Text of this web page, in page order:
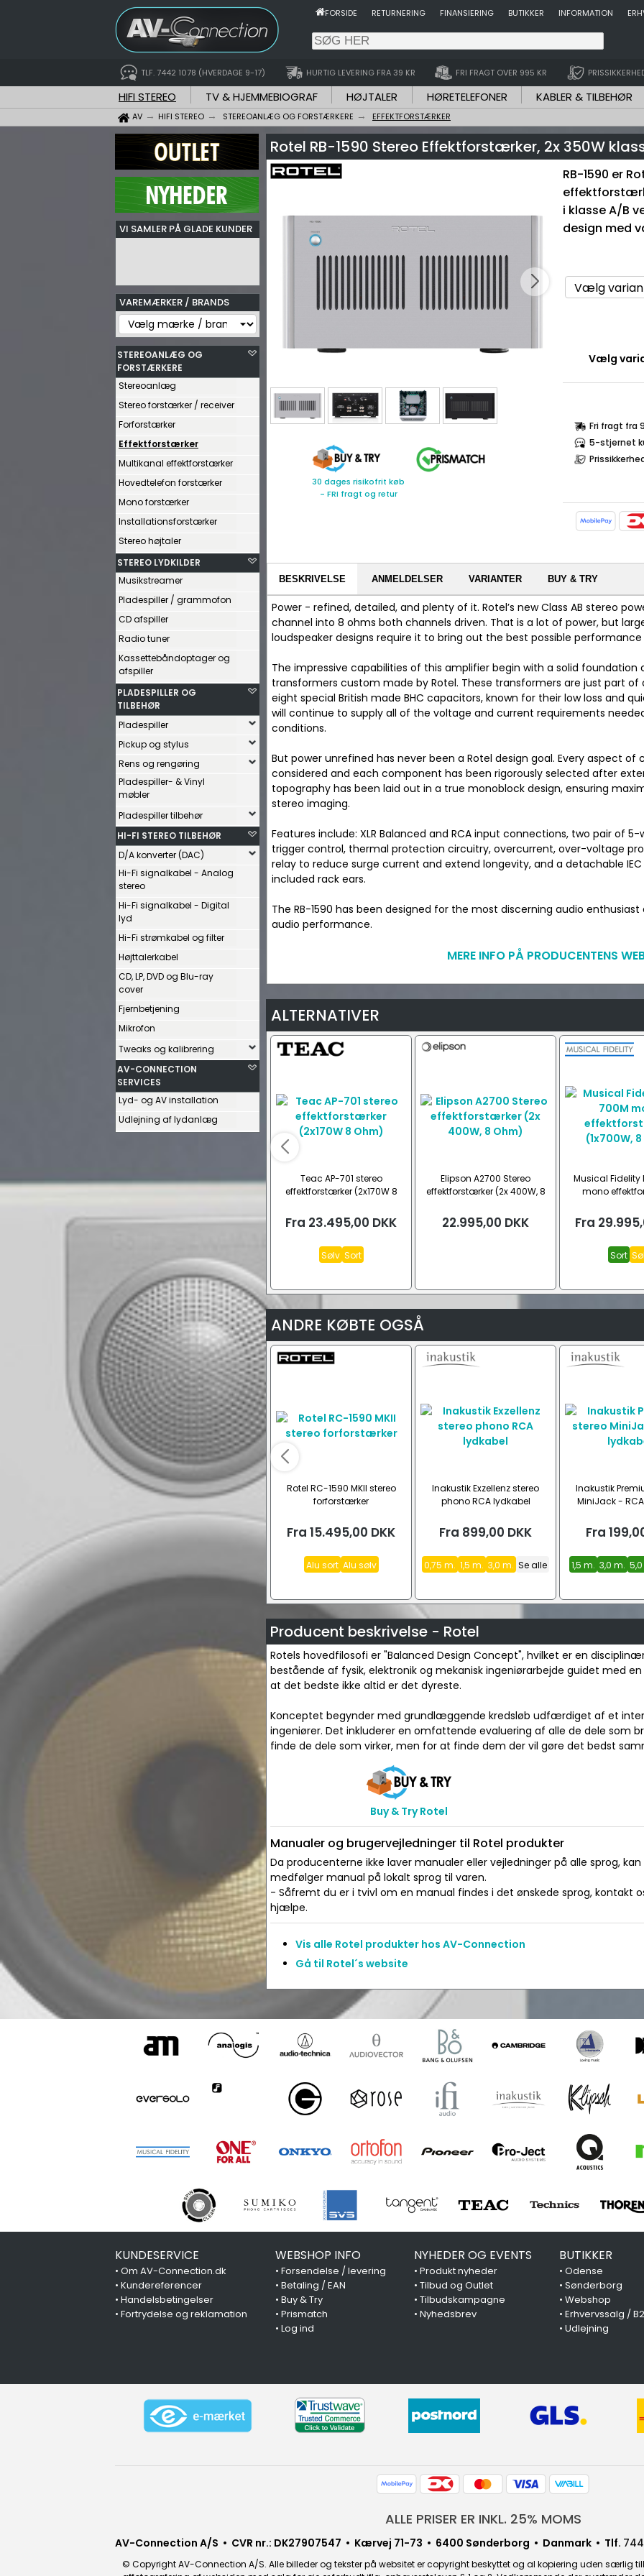
FORSIDE RETURNERING FINANSIERING BUTIKKER INFORMATION
TLF. 7442 1078 (HVERDAGE 9-17) HURTIG LEVERING FRA 39 KR FRI FRAGT OVER 995 KR
HIFI STEREO TV & HJEMMEBIOGRAF HØJTALER HØRETELEFONER KABLER & TILBEHØR
AV HIFI STEREO STEREOANLÆG OG FORSTÆRKERE EFFEKTFORSTÆRKER
VI SAMLER PÅ GLADE KUNDER
VAREMÆRKER / BRANDS
STEREOANLÆG OG
FORSTÆRKERE
Stereoanlæg
Stereo forstærker / receiver
Forforstærker
Effektforstærker
Multikanal effektforstærker
Hovedtelefon forstærker
Mono forstærker
Installationsforstærker
Stereo højtaler
STEREO LYDKILDER
Musikstreamer
Pladespiller / grammofon
CD afspiller
Radio tuner
Kassettebåndoptager og
afspiller
PLADESPILLER OG
TILBEHØR
Pladespiller
Pickup og stylus
Rens og rengøring
Pladespiller- & Vinyl
møbler
Pladespiller tilbehør
HI-FI STEREO TILBEHØR
D/A konverter (DAC)
Hi-Fi signalkabel - Analog
stereo
Hi-Fi signalkabel - Digital
lyd
Hi-Fi strømkabel og filter
Højttalerkabel
CD, LP, DVD og Blu-ray
cover
Fjernbetjening
Mikrofon
Tweaks og kalibrering
AV-CONNECTION
SERVICES
Lyd- og AV installation
Udlejning af lydanlæg
Rotel RB-1590 Stereo Effektforstærker, 2x 350W
30 dages risikofrit køb
- FRI fragt og retur
RB-1590 er
i klasse A/B
design med
Vælg
Fri fragt fra
5-stjernet
BESKRIVELSE ANMELDELSER VARIANTER BUY & TRY
Power - refined, detailed, and plenty of it. Rotel’s new Class AB stereo
channel into 8 ohms both channels driven. That is a lot of power, but
loudspeaker designs require it to bring out the best possible
The impressive capabilities of this amplifier begin with a solid
transformers custom made by Rotel. These transformers are just part
eight special British made BHC capacitors, known for their low loss and
will continue to supply all of the voltage and current requirements
conditions.
But power unrefined has never been a Rotel design goal. Every aspect
considered and each component has been rigorously selected after
topography has been laid out in a true monoblock design, ensuring
stereo imaging.
Features include: XLR Balanced and RCA input connections, two pair of
trigger control, thermal protection circuitry, overcurrent, over-voltage
relay to reduce surge current and extend longevity, and a detachable IEC
included rack ears.
The RB-1590 has been designed for the most discerning audio
audio performance.
MERE INFO PÅ PRODUCENTENS
ALTERNATIVER
Teac AP-701 stereo
effektforstærker (2x170W 8
Fra 23.495,00 DKK
Sølv Sort
Elipson A2700 Stereo
effektforstærker (2x 400W, 8
22.995,00 DKK
Musical Fidelity
mono
Fra
Sort
ANDRE KØBTE OGSÅ
Rotel RC-1590 MKII stereo
forforstærker
Fra 15.495,00 DKK
Alu sort Alu sølv
Inakustik Exzellenz stereo
phono RCA lydkabel
Fra 899,00 DKK
0,75 m. 1,5 m. 3,0 m. Se alle
Inakustik
MiniJack -
Fra
1,5 m. 3,0 m.
Producent beskrivelse - Rotel
Rotels hovedfilosofi er "Balanced Design Concept", hvilket er en
bestående af fysik, elektronik og mekanisk ingeniørarbejde guidet med
at det bedste ikke altid er det dyreste.
Konceptet begynder med grundlæggende kredsløb udfærdiget af et
ingeniører. Det inkluderer en omfattende evaluering af alle de dele som
finde de dele som virker, men for at finde dem der vil gøre det bedst
Buy & Try Rotel
Manualer og brugervejledninger til Rotel produkter
Da producenterne ikke laver manualer eller vejledninger på alle sprog,
medfølger manual på lokalt sprog til varen.
- Såfremt du er i tvivl om en manual findes i det ønskede sprog, kontakt
hjælpe.
Vis alle Rotel produkter hos AV-Connection
Gå til Rotel´s website
KUNDESERVICE
• Om AV-Connection.dk
• Kundereferencer
• Handelsbetingelser
• Fortrydelse og reklamation
WEBSHOP INFO
• Forsendelse / levering
• Betaling / EAN
• Buy & Try
• Prismatch
• Log ind
NYHEDER OG EVENTS
• Produkt nyheder
• Tilbud og Outlet
• Tilbudskampagne
• Nyhedsbrev
BUTIKKER
•Odense
•Sønderborg
•Webshop
•Erhvervssalg /
•Udlejning
ALLE PRISER ER INKL. 25% MOMS
AV-Connection A/S • CVR nr.: DK27907547 • Kærvej 71-73 • 6400 Sønderborg • Danmark • Tlf.
© Copyright AV-Connection A/S. Alle billeder og tekster på websitet er copyright beskyttet og al kopiering uden særlig